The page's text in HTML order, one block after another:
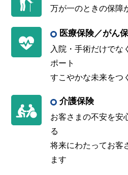
万が一のときの保障
医療保険／がん
入院・手術だけでな
ポート
すこやかな未来をつ
介護保険
お客さまの不安を安
る
将来にわたってお客
ます